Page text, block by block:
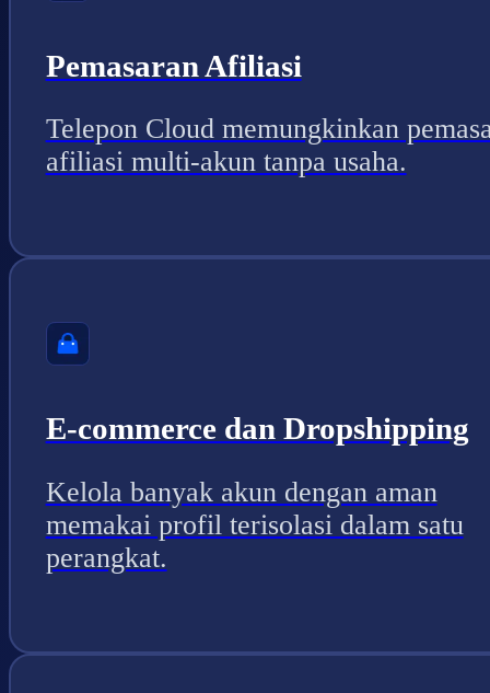
Pemasaran Afiliasi
Telepon Cloud memungkinkan
afiliasi multi-akun tanpa usaha.
E-commerce dan Dropshipping
Kelola banyak akun dengan aman
memakai profil terisolasi dalam satu
perangkat.